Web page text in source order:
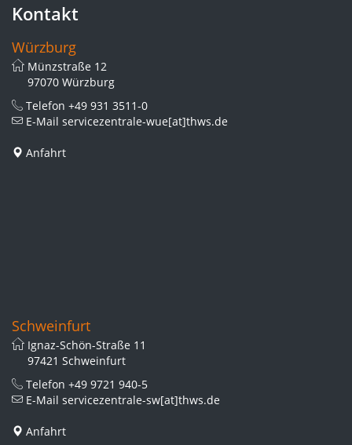
Kontakt
Würzburg
Münzstraße 12
97070 Würzburg
Telefon +49 931 3511-0
E-Mail servicezentrale-wue[at]thws.de
Anfahrt
Schweinfurt
Ignaz-Schön-Straße 11
97421 Schweinfurt
Telefon +49 9721 940-5
E-Mail servicezentrale-sw[at]thws.de
Anfahrt